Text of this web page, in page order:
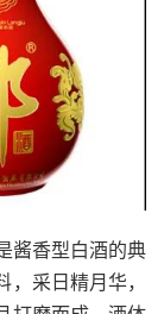
酱香型白酒的典
采日精月华，